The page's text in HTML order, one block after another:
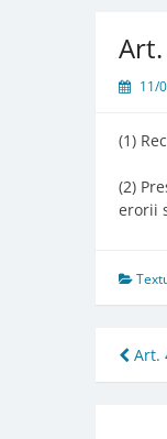
11/
(1)
(2)
erorii
Art.